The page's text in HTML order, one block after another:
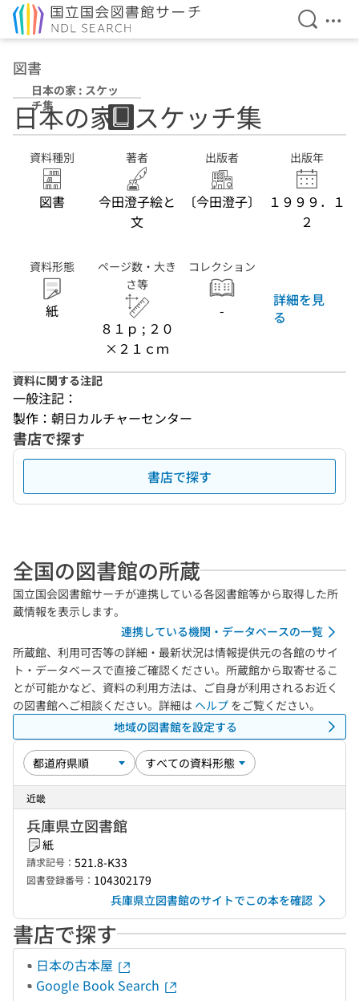
検索を
メ
図書
日本の家 : スケッ
チ集
日本の家 : スケッチ集
資料種別
図書
著者
今田澄子絵と
文
出版者
〔今田澄子〕
出版年
１９９９．１
２
資料形態
紙
ページ数・大き
さ等
８１ｐ ; ２０
×２１ｃｍ
コレクション
-
詳細を見
る
資料に関する注記
一般注記：
製作：朝日カルチャーセンター
書店で探す
書店で探す
全国の図書館の所蔵
国立国会図書館サーチが連携している各図書館等から取得した所
蔵情報を表示します。
連携している機関・データベースの一覧
所蔵館、利用可否等の詳細・最新状況は情報提供元の各館のサイ
ト・データベースで直接ご確認ください。所蔵館から取寄せるこ
とが可能かなど、資料の利用方法は、ご自身が利用されるお近く
の図書館へご相談ください。詳細は ヘルプ をご覧ください。
地域の図書館を設定する
近畿
兵庫県立図書館
紙
請求記号： 521.8-K33
図書登録番号： 104302179
兵庫県立図書館のサイトでこの本を確認
書店で探す
日本の古本屋
Google Book Search